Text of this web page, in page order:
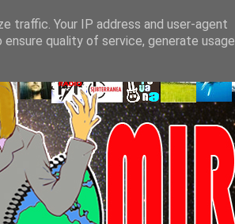
traffic. Your IP address and user-agent
quality of service, generate usage